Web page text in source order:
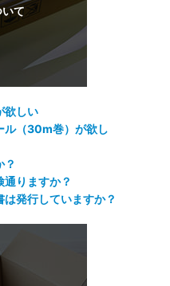
欲しい
ル（30m巻）が欲し
？
りますか？
発行していますか？